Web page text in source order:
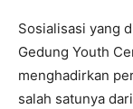
Sosialisasi yang
Gedung Youth
menghadirkan
salah satunya